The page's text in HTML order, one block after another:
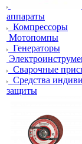
аппараты
Компрессоры
Мотопомпы
Генераторы
Сварочные
Средства
защиты